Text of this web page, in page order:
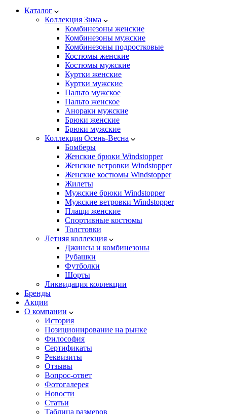
Каталог
Коллекция Зима
Комбинезоны женские
Комбинезоны мужские
Комбинезоны подростковые
Костюмы женские
Костюмы мужские
Куртки женские
Куртки мужские
Пальто мужское
Пальто женское
Анораки мужские
Брюки женские
Брюки мужские
Коллекция Осень-Весна
Бомберы
Женские брюки Windstopper
Женские ветровки Windstopper
Женские костюмы Windstopper
Жилеты
Мужские брюки Windstopper
Мужские ветровки Windstopper
Плащи женские
Спортивные костюмы
Толстовки
Летняя коллекция
Джинсы и комбинезоны
Рубашки
Футболки
Шорты
Ликвидация коллекции
Бренды
Акции
О компании
История
Позиционирование на рынке
Философия
Сертификаты
Реквизиты
Отзывы
Вопрос-ответ
Фотогалерея
Новости
Статьи
Таблица размеров